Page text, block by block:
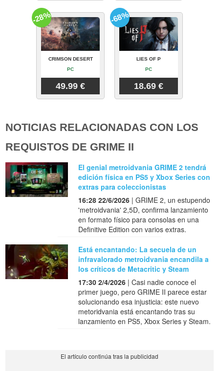
CRIMSON DESERT
PC
49.99 €
-28%
LIES OF P
PC
18.69 €
-68%
NOTICIAS RELACIONADAS CON LOS
REQUISTOS DE GRIME II
El genial metroidvania GRIME 2 tendrá
edición física en PS5 y Xbox Series con
extras para coleccionistas
16:28 22/6/2026 | GRIME 2, un estupendo
'metroidvania' 2,5D, confirma lanzamiento
en formato físico para consolas en una
Definitive Edition con varios extras.
Está encantando: La secuela de un
infravalorado metroidvania encandila a
los críticos de Metacritic y Steam
17:30 2/4/2026 | Casi nadie conoce el
primer juego, pero GRIME II parece estar
solucionando esa injusticia: este nuevo
metoridvania está encantando tras su
lanzamiento en PS5, Xbox Series y Steam.